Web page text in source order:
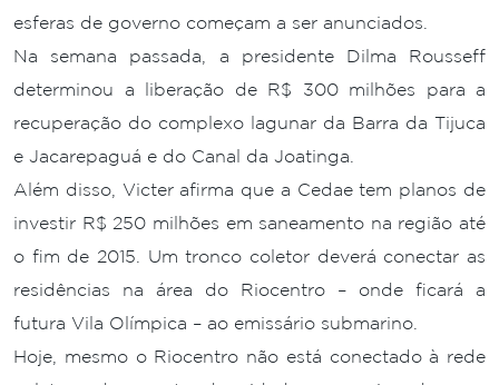
esferas de governo começam a ser anunciados.
Na semana passada, a presidente Dilma Rousseff
determinou a liberação de R$ 300 milhões para a
recuperação do complexo lagunar da Barra da Tijuca
e Jacarepaguá e do Canal da Joatinga.
Além disso, Victer afirma que a Cedae tem planos de
investir R$ 250 milhões em saneamento na região até
o fim de 2015. Um tronco coletor deverá conectar as
residências na área do Riocentro – onde ficará a
futura Vila Olímpica – ao emissário submarino.
Hoje, mesmo o Riocentro não está conectado à rede